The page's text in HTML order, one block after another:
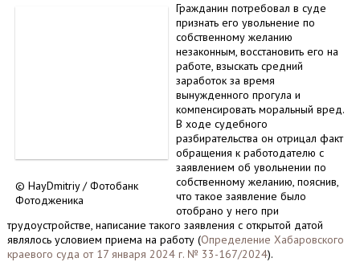
© HayDmitriy / Фотобанк
Фотодженика
Гражданин потребовал в суде
признать его увольнение по
собственному желанию
незаконным, восстановить его на
работе, взыскать средний
заработок за время
вынужденного прогула и
компенсировать моральный вред.
В ходе судебного
разбирательства он отрицал факт
обращения к работодателю с
заявлением об увольнении по
собственному желанию, пояснив,
что такое заявление было
отобрано у него при
трудоустройстве, написание такого заявления с открытой датой
являлось условием приема на работу (Определение Хабаровского
краевого суда от 17 января 2024 г. № 33-167/2024).